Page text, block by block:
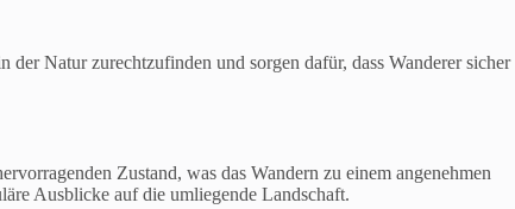
Natur zurechtzufinden und sorgen dafür, dass Wanderer sicher
Zustand, was das Wandern zu einem angenehmen
Ausblicke auf die umliegende Landschaft.